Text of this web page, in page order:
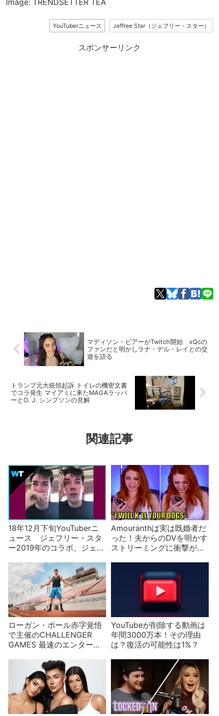
Image: TRENDSETTER TEA
YouTuberニュース Jeffree Star（ジェフリー・スター）
スポンサーリンク
マディソン・ビアーがTwitch開始 xQcの
ファンだと明かしラナ・デル・レイとの交
遊を語る
トランプ元大統領起訴 トイレの機密文書
でコラ発生 マイアミに来たMAGAラッパ
ーとO. J. シンプソンの見解
関連記事
18年12月下旬YouTuberニ
ュース ジェフリー・スタ
ー2019年のコラボ、ジェー
ど
Amouranthは実は既婚者だ
った！夫からのDVを明かす
ストリーミングに衝撃が走
ローガン・ポール赤字覚悟
で主催のCHALLENGER
GAMES 最速のエンターテ
YouTubeが削除する動画は
年間3000万本！その理由
は？復活の可能性は1%？